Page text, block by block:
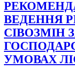
ВЕДЕННЯ
СІВОЗМІН
УМОВАХ